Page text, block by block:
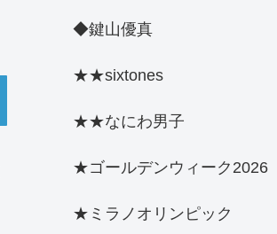
◆鍵山優真
★★sixtones
★★なにわ男子
★ゴールデンウィーク2026
★ミラノオリンピック